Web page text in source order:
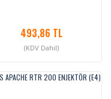
493,86 TL
(KDV Dahil)